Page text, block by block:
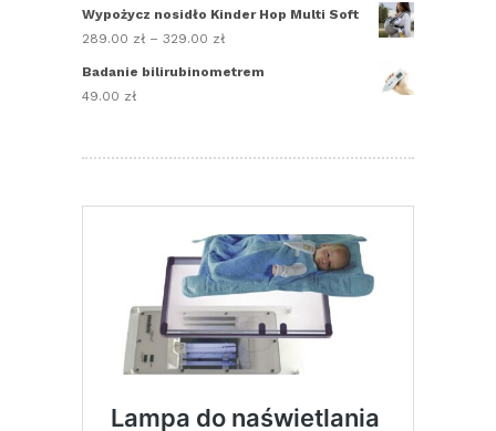
Wypożycz nosidło Kinder Hop Multi Soft
289.00 zł – 329.00 zł
329.00 zł
Badanie bilirubinometrem
49.00 zł